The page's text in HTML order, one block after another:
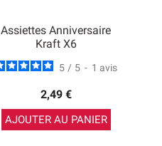
Assiettes Anniversaire
Kraft X6
5 / 5 - 1 avis
2,49 €
AJOUTER AU PANIER